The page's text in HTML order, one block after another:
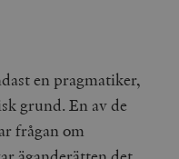
en pragmatiker,
grund. En av de
frågan om